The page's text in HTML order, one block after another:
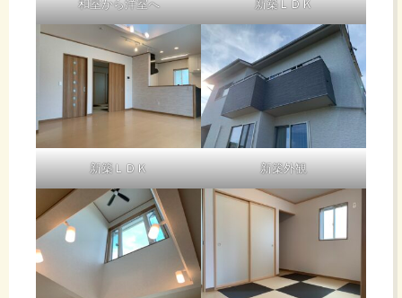
和室から洋室へ 新築ＬＤＫ
新築ＬＤＫ 新築外観